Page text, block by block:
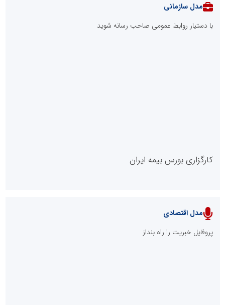
پایگاه خبری نهضت ملی مسکن
مدل سازمانی
با دستیار روابط عمومی صاحب رسانه شوید
کارگزاری بورس بیمه ایران
مدل اقتصادی
پروفایل خبریت را راه بنداز